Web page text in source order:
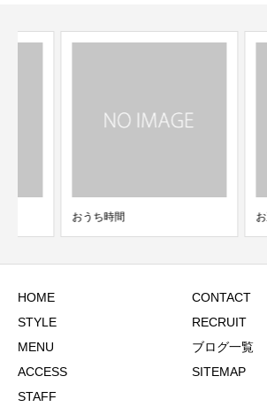
おうち時間 お正月休み
HOME
STYLE
MENU
ACCESS
STAFF
CONTACT
RECRUIT
ブログ一覧
SITEMAP